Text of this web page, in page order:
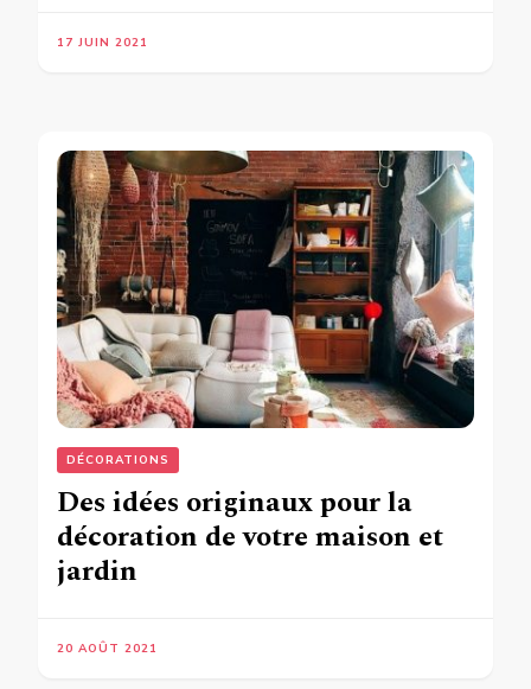
17 JUIN 2021
DÉCORATIONS
Des idées originaux pour la
décoration de votre maison et
jardin
20 AOÛT 2021